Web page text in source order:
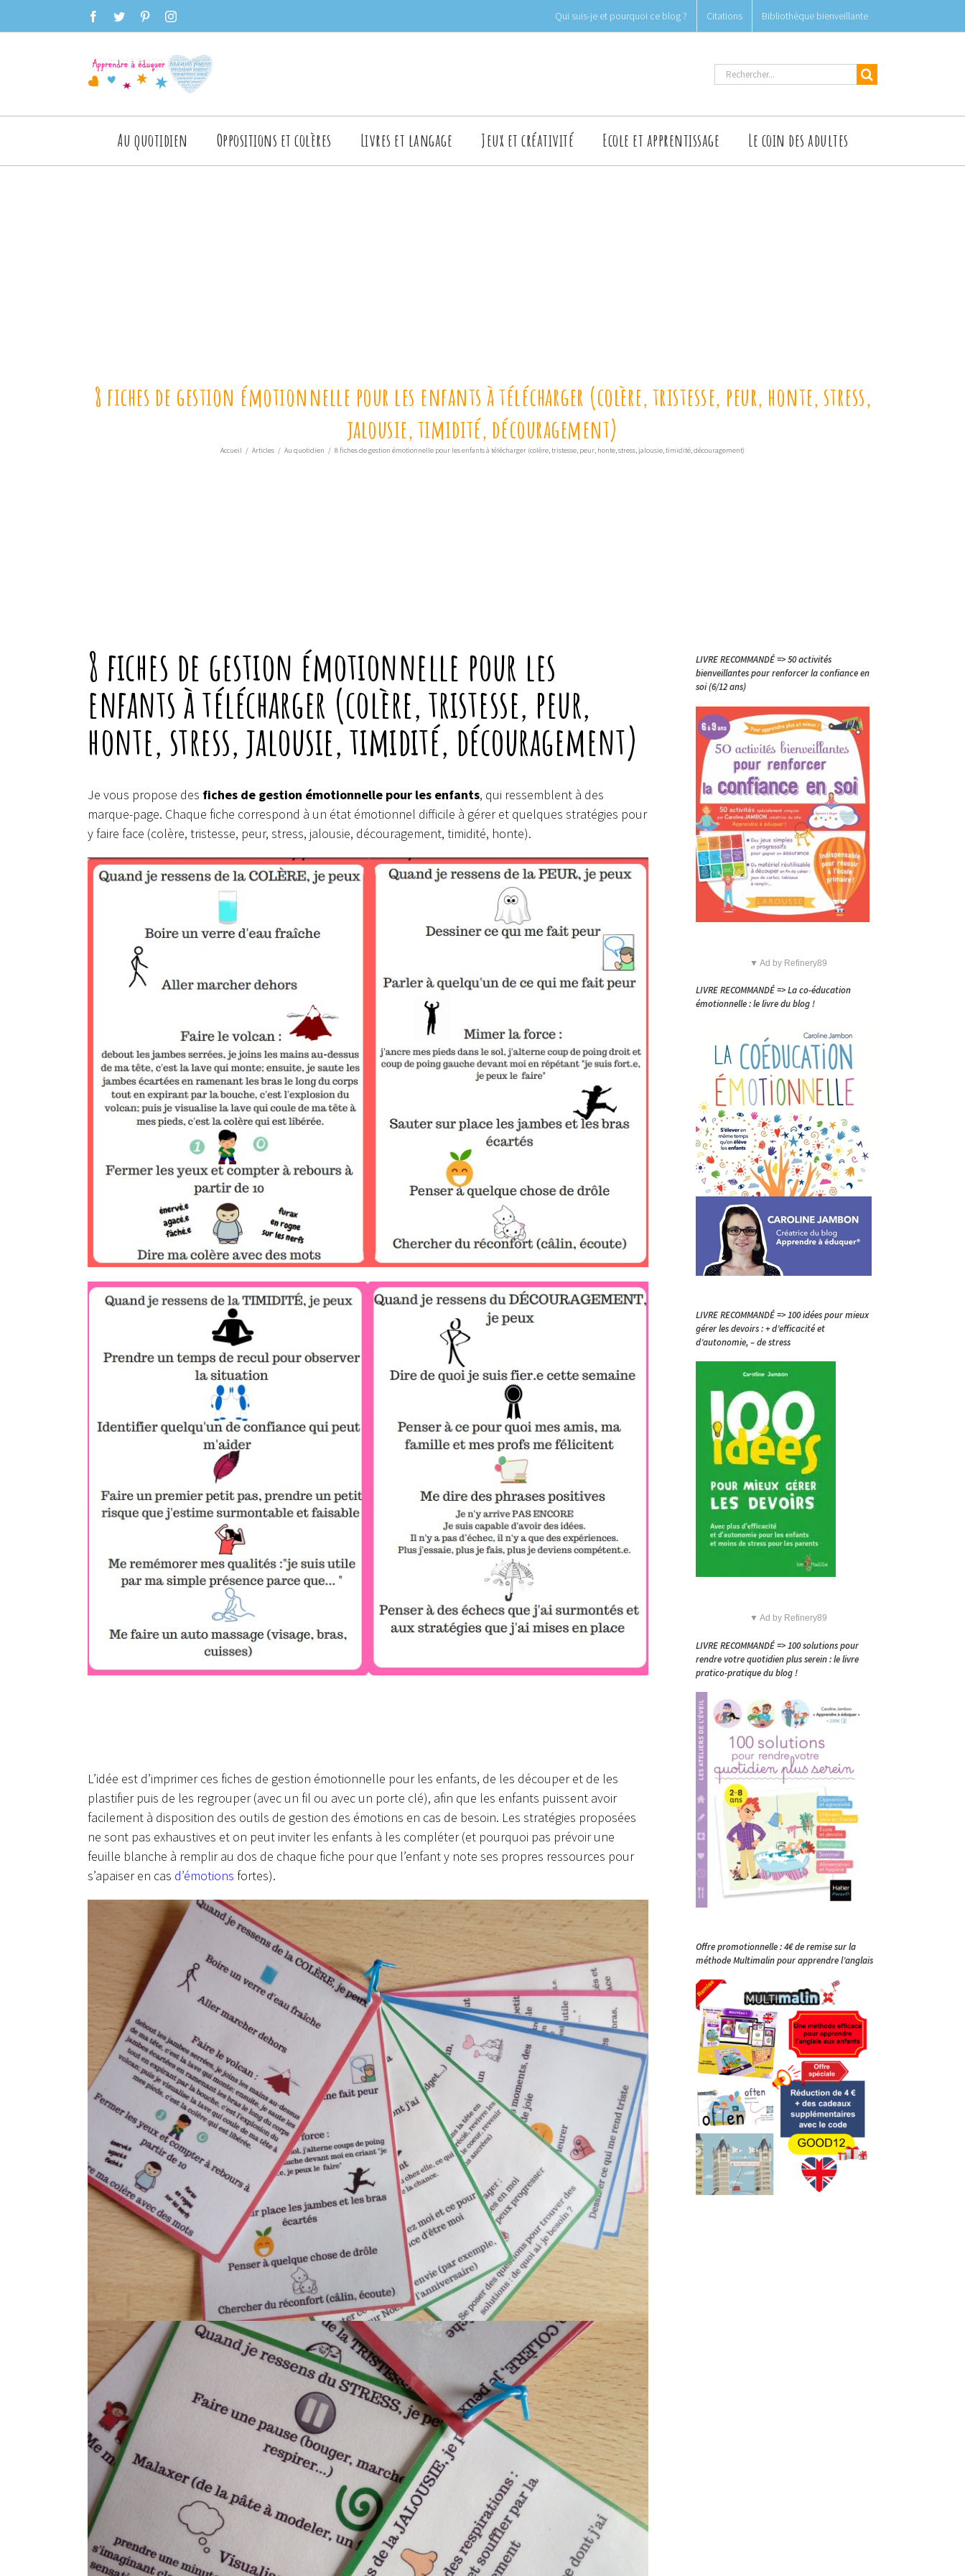
to
facebooktwitter pinterestinstagram Qui suis-je et pourquoi ce blog ? Citations Bibliothèque bienveillante
Rechercher
Rechercher
Au quotidien Oppositions et colères Livres et langage Jeux et créativité Ecole et apprentissage Le coin des adultes
8 fiches de gestion émotionnelle pour les enfants à télécharger (colère, tristesse, peur, honte, stress,
jalousie, timidité, découragement)
Accueil / Articles / Au quotidien / 8 fiches de gestion émotionnelle pour les enfants à télécharger (colère, tristesse, peur, honte, stress, jalousie, timidité, découragement)
8 fiches de gestion émotionnelle pour les
enfants à télécharger (colère, tristesse, peur,
honte, stress, jalousie, timidité, découragement)
Je vous propose des fiches de gestion émotionnelle pour les enfants, qui ressemblent à des
marque-page. Chaque fiche correspond à un état émotionnel difficile à gérer et quelques stratégies pour
y faire face (colère, tristesse, peur, stress, jalousie, découragement, timidité, honte).
L’idée est d’imprimer ces fiches de gestion émotionnelle pour les enfants, de les découper et de les
plastifier puis de les regrouper (avec un fil ou avec un porte clé), afin que les enfants puissent avoir
facilement à disposition des outils de gestion des émotions en cas de besoin. Les stratégies proposées
ne sont pas exhaustives et on peut inviter les enfants à les compléter (et pourquoi pas prévoir une
feuille blanche à remplir au dos de chaque fiche pour que l’enfant y note ses propres ressources pour
s’apaiser en cas d’émotions fortes).
LIVRE RECOMMANDÉ => 50 activités
bienveillantes pour renforcer la confiance en
soi (6/12 ans)
▼ Ad by Refinery89
LIVRE RECOMMANDÉ => La co-éducation
émotionnelle : le livre du blog !
LIVRE RECOMMANDÉ => 100 idées pour mieux
gérer les devoirs : + d’efficacité et
d’autonomie, – de stress
▼ Ad by Refinery89
LIVRE RECOMMANDÉ => 100 solutions pour
rendre votre quotidien plus serein : le livre
pratico-pratique du blog !
Offre promotionnelle : 4€ de remise sur la
méthode Multimalin pour apprendre l’anglais